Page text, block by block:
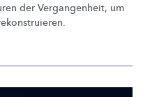
der Vergangenheit, um